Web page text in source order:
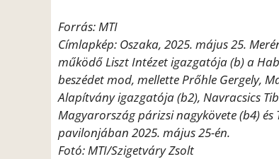
Forrás: MTI
Címlapkép: Oszaka, 2025. május 25.
működő Liszt Intézet igazgatója (b) a
beszédet mod, mellette Prőhle Gergely,
Alapítvány igazgatója (b2), Navracsics
Magyarország párizsi nagykövete (b4)
pavilonjában 2025. május 25-én.
Fotó: MTI/Szigetváry Zsolt